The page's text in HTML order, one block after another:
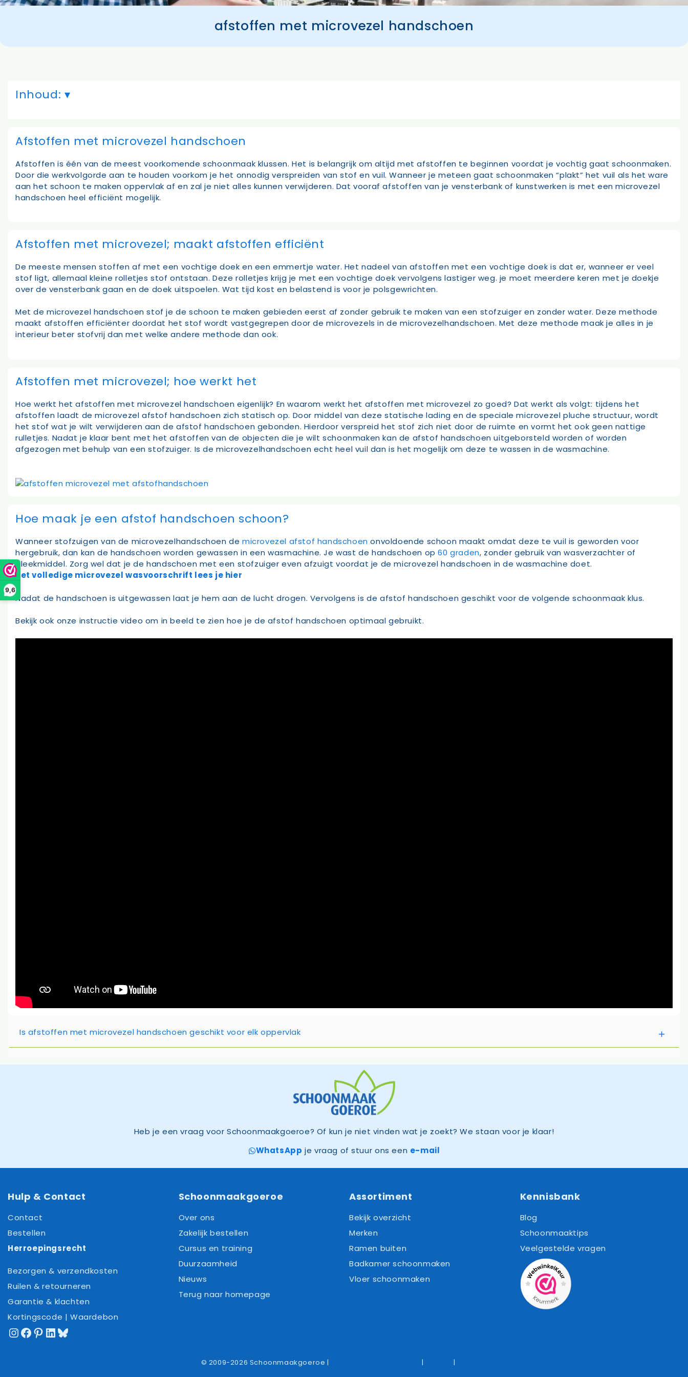
9,6
afstoffen met microvezel handschoen
Inhoud:
Afstoffen met microvezel handschoen
Afstoffen is één van de meest voorkomende schoonmaak klussen. Het is belangrijk om altijd met afstoffen te beginnen voordat je vochtig gaat schoonmaken.
Door die werkvolgorde aan te houden voorkom je het onnodig verspreiden van stof en vuil. Wanneer je meteen gaat schoonmaken “plakt” het vuil als het ware
aan het schoon te maken oppervlak af en zal je niet alles kunnen verwijderen. Dat vooraf afstoffen van je vensterbank of kunstwerken is met een microvezel
handschoen heel efficiënt mogelijk.
Afstoffen met microvezel; maakt afstoffen efficiënt
De meeste mensen stoffen af met een vochtige doek en een emmertje water. Het nadeel van afstoffen met een vochtige doek is dat er, wanneer er veel
stof ligt, allemaal kleine rolletjes stof ontstaan. Deze rolletjes krijg je met een vochtige doek vervolgens lastiger weg. je moet meerdere keren met je doekje
over de vensterbank gaan en de doek uitspoelen. Wat tijd kost en belastend is voor je polsgewrichten.
Met de microvezel handschoen stof je de schoon te maken gebieden eerst af zonder gebruik te maken van een stofzuiger en zonder water. Deze methode
maakt afstoffen efficiënter doordat het stof wordt vastgegrepen door de microvezels in de microvezelhandschoen. Met deze methode maak je alles in je
interieur beter stofvrij dan met welke andere methode dan ook.
Afstoffen met microvezel; hoe werkt het
Hoe werkt het afstoffen met microvezel handschoen eigenlijk? En waarom werkt het afstoffen met microvezel zo goed? Dat werkt als volgt: tijdens het
afstoffen laadt de microvezel afstof handschoen zich statisch op. Door middel van deze statische lading en de speciale microvezel pluche structuur, wordt
het stof wat je wilt verwijderen aan de afstof handschoen gebonden. Hierdoor verspreid het stof zich niet door de ruimte en vormt het ook geen nattige
rulletjes. Nadat je klaar bent met het afstoffen van de objecten die je wilt schoonmaken kan de afstof handschoen uitgeborsteld worden of worden
afgezogen met behulp van een stofzuiger. Is de microvezelhandschoen echt heel vuil dan is het mogelijk om deze te wassen in de wasmachine.
Hoe maak je een afstof handschoen schoon?
Wanneer stofzuigen van de microvezelhandschoen demicrovezel afstof handschoen onvoldoende schoon maakt omdat deze te vuil is geworden voor
hergebruik, dan kan de handschoen worden gewassen in een wasmachine. Je wast de handschoen op60 graden, zonder gebruik van wasverzachter of
bleekmiddel. Zorg wel dat je de handschoen met een stofzuiger even afzuigt voordat je de microvezel handschoen in de wasmachine doet.
het volledige microvezel wasvoorschrift lees je hier
Nadat de handschoen is uitgewassen laat je hem aan de lucht drogen. Vervolgens is de afstof handschoen geschikt voor de volgende schoonmaak klus.
Bekijk ook onze instructie video om in beeld te zien hoe je de afstof handschoen optimaal gebruikt.
Is afstoffen met microvezel handschoen geschikt voor elk oppervlak
Heb je een vraag voor Schoonmaakgoeroe? Of kun je niet vinden wat je zoekt? We staan voor je klaar!
WhatsApp je vraag of stuur ons een e-mail
Hulp & Contact
Contact
Bestellen
Herroepingsrecht
Bezorgen & verzendkosten
Ruilen & retourneren
Garantie & klachten
Kortingscode | Waardebon
Instagram
Facebook
Pinterest
LinkedIn
Bluesky
Schoonmaakgoeroe
Over ons
Zakelijk bestellen
Cursus en training
Duurzaamheid
Nieuws
Terug naar homepage
Assortiment
Bekijk overzicht
Merken
Ramen buiten
Badkamer schoonmaken
Vloer schoonmaken
Kennisbank
Blog
Schoonmaaktips
Veelgestelde vragen
© 2009-2026 Schoonmaakgoeroe | | |